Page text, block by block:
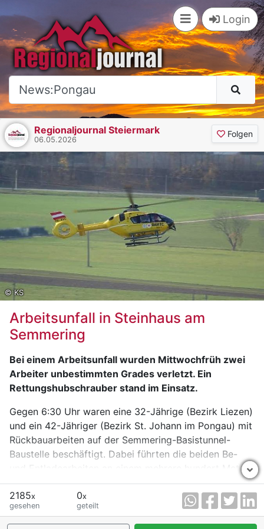
Login
Regionaljournal Steiermark
06.05.2026
Folgen
© KS
Arbeitsunfall in Steinhaus am
Semmering
Bei einem Arbeitsunfall wurden Mittwochfrüh zwei
Arbeiter unbestimmten Grades verletzt. Ein
Rettungshubschrauber stand im Einsatz.
Gegen 6:30 Uhr waren eine 32-Jährige (Bezirk Liezen)
und ein 42-Jähriger (Bezirk St. Johann im Pongau) mit
Rückbauarbeiten auf der Semmering-Basistunnel-
Baustelle beschäftigt. Dabei führten die beiden Be-
und Entladearbeiten an einem mehrere hundert Meter
in die Tiefe ragenden Förderlift durch. Die Ladefläche
dieses Lifts ist im Ausstiegsbereich an der
Erdoberfläche mit einer mechanischen
Rückhalteklappe gesichert. Als sich diese Klappe
2185x
gesehen
0x
geteilt